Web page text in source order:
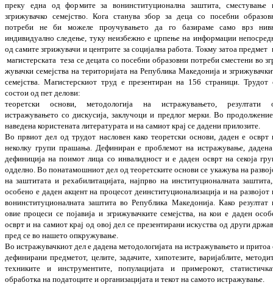
преку една од формите за вонинституционална заштита, сместување
згрижувачко семејство. Кога станува збор за деца со посебни
потреби не би можеле проучувањето да го базираме само врз
индивидуално следење, туку неизбежно е црпење на информации
од самите згрижувачи и центрите за социјална работа. Токму затоа предмет
магистерската теза се децата со посебни образовни потреби сместени во
жувачки семејства на територијата на Република Македонија и
се­меј­ства. Магистерскиот труд е презентиран на 156 страници. Трудот
состои од пет де­ло­ви:
теоретски основи, методологија на истражу­ва­њето, резултати
истражувањето со дис­ку­си­ја, заклучоци и предлог мерки. Во про­дол
наведена користената лите­ра­ту­ратаи на самиот крај се дадениприлозите.
Вопрвиот дел од трудот насловен како тео­рет­ски основи, даден е осврт
неколку гру­пи прашања. Дефиниран е проблемот на ис­тра­жување,
дефиниција на поимот лица со инвалидност и е даден осврт на се­која
одделно. Во понатамошниот дел од теоретските основи се укажува на раз
на заштитата и рехабилитацијата, најпр­во на институционалната
особено е даден акцент на процесот деинституцио­на­ли­зација и на развојот
вонинституцио­нал­на­та заштита во Република Македонија. Како резултат
овие процеси се појавија и згри­жувачките семејства, на кои е даден
осврт и на самиот крај од овој дел се пре­зентирани искуства од други држа
пред се во нашето опкружување.
Во истражувачкиот дел е дадена методологи­јата на истражувањето и притоа
дефини­рани предметот, целите, задачите, хипотезите, варијаблите,
техниките и ин­стру­ментите, популацијата и примерокот, ста
обработка на податоците и ор­га­ни­зацијата и текот на самото истражување.